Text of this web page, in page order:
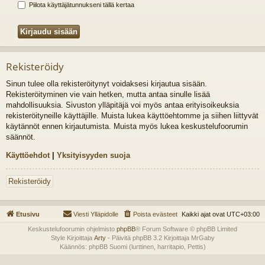
Piilota käyttäjätunnukseni tällä kertaa
Rekisteröidy
Sinun tulee olla rekisteröitynyt voidaksesi kirjautua sisään.
Rekisteröityminen vie vain hetken, mutta antaa sinulle lisää
mahdollisuuksia. Sivuston ylläpitäjä voi myös antaa erityisoikeuksia
rekisteröityneille käyttäjille. Muista lukea käyttöehtomme ja siihen liittyvät
käytännöt ennen kirjautumista. Muista myös lukea keskustelufoorumin
säännöt.
Käyttöehdot | Yksityisyyden suoja
Rekisteröidy
Etusivu Kaikki ajat ovat UTC+03:00
Poista evästeet
Viesti Ylläpidolle
Keskustelufoorumin ohjelmisto phpBB® Forum Software © phpBB Limited
Style Kirjoittaja Arty- Päivitä phpBB 3.2 Kirjoittaja MrGaby
Käännös: phpBB Suomi (lurttinen, harritapio, Pettis)